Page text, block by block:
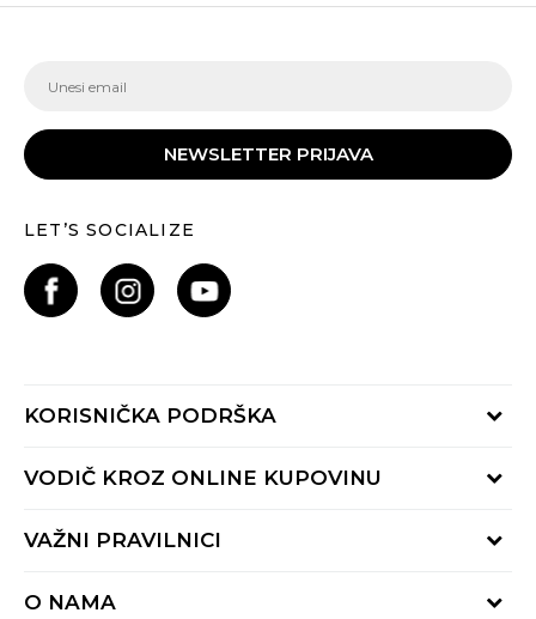
NEWSLETTER PRIJAVA
LET’S SOCIALIZE
KORISNIČKA PODRŠKA
Provjeri status porudžbine
Radno vrijeme 9-16h
VODIČ KROZ ONLINE KUPOVINU
Načini isporuke
Reklamacije
VAŽNI PRAVILNICI
O NAMA